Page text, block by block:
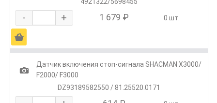
- + 1 679 ₽ 0 шт.
Ä
1
Датчик включения стоп-сигнала SHACMAN X3000/
F2000/ F3000
DZ93189582550 / 81.25520.0171